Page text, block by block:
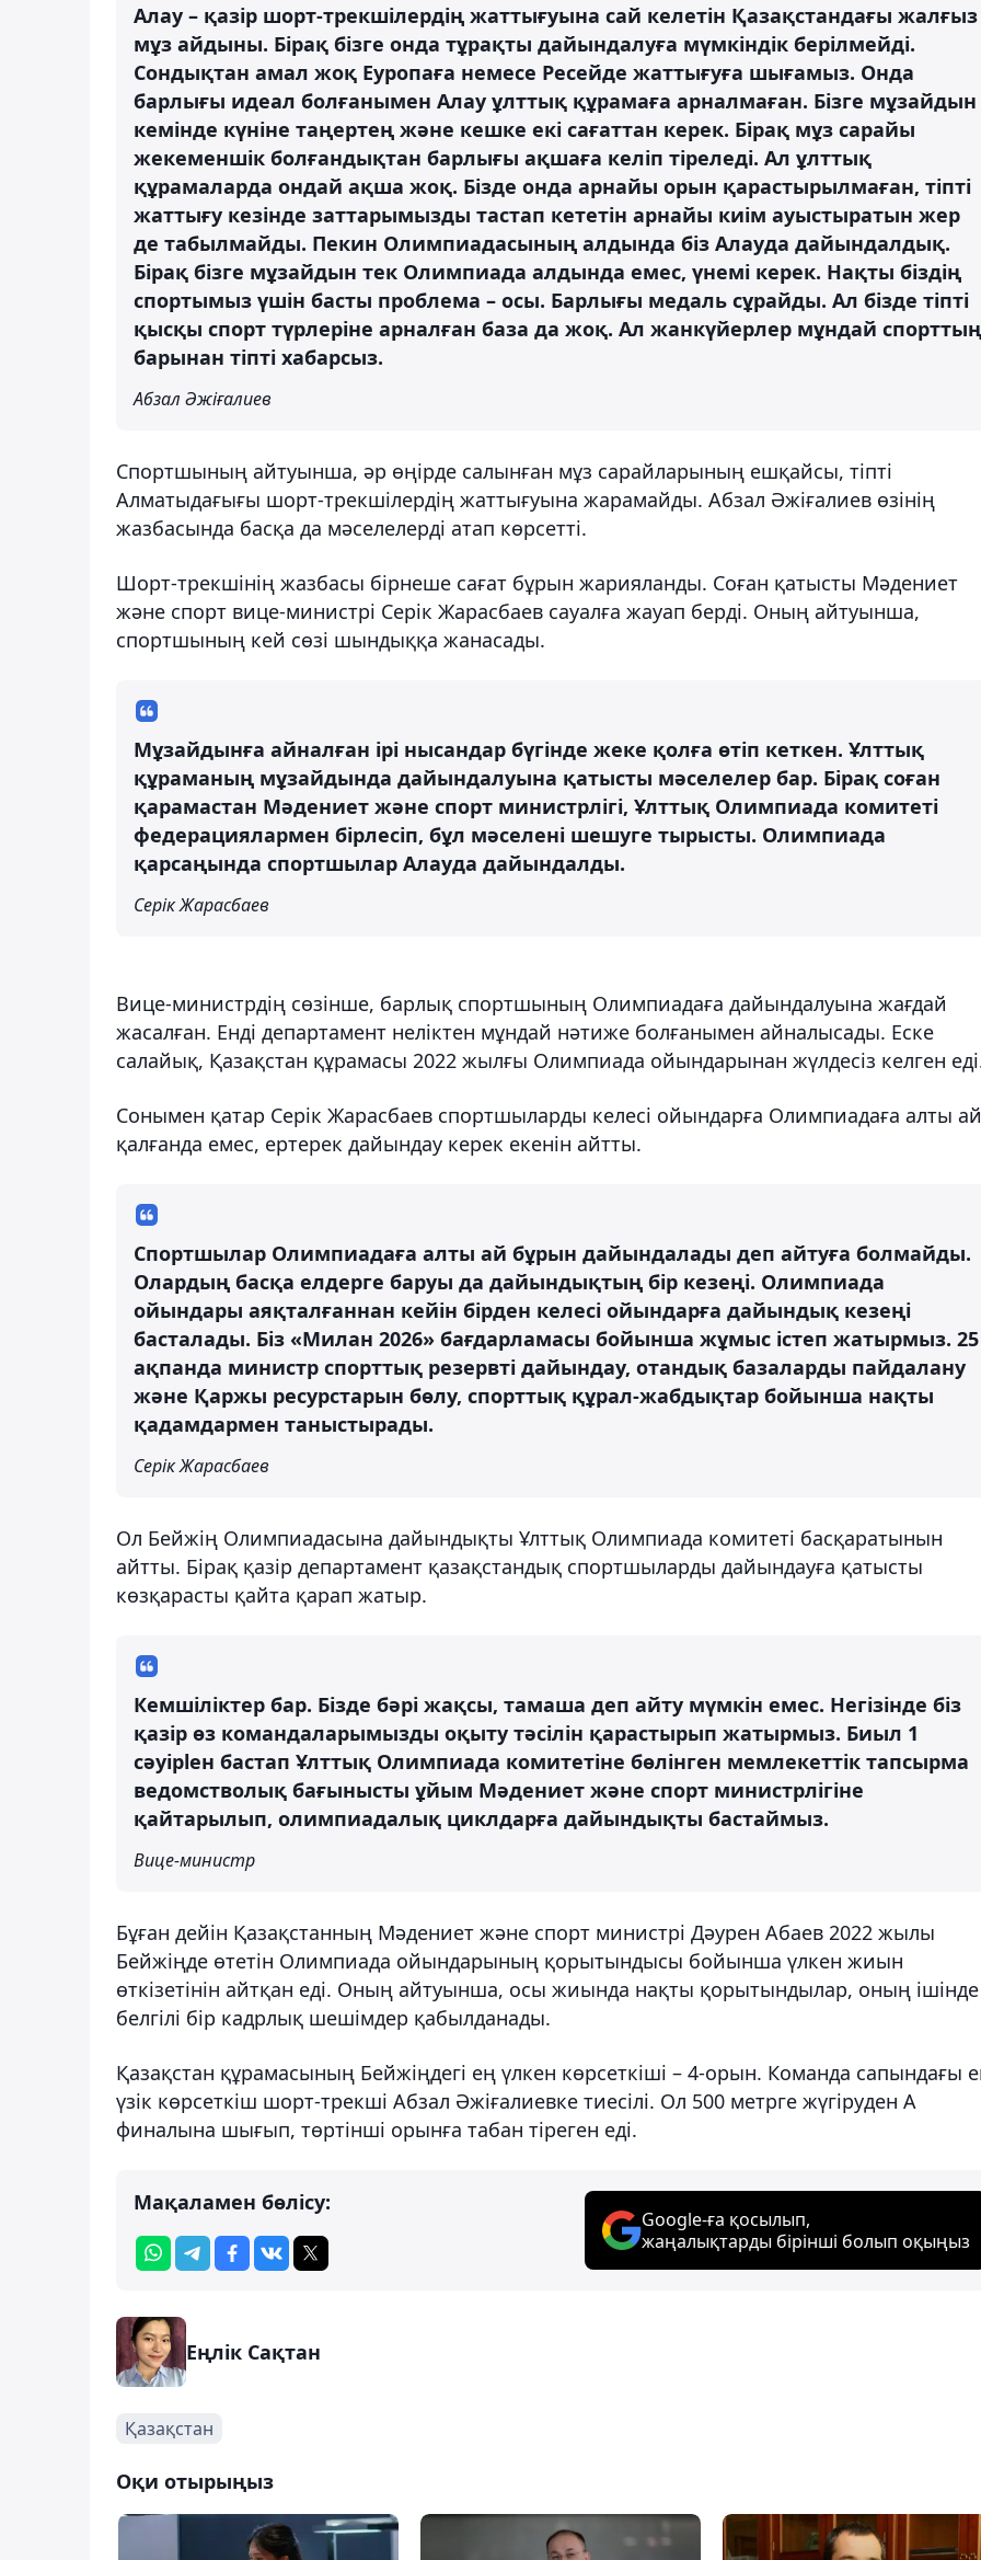
Алау – қазір шорт-трекшілердің жаттығуына сай келетін Қазақстандағы жалғыз
мұз айдыны. Бірақ бізге онда тұрақты дайындалуға мүмкіндік берілмейді.
Сондықтан амал жоқ Еуропаға немесе Ресейде жаттығуға шығамыз. Онда
барлығы идеал болғанымен Алау ұлттық құрамаға арналмаған. Бізге мұзайдын
кемінде күніне таңертең және кешке екі сағаттан керек. Бірақ мұз сарайы
жекеменшік болғандықтан барлығы ақшаға келіп тіреледі. Ал ұлттық
құрамаларда ондай ақша жоқ. Бізде онда арнайы орын қарастырылмаған, тіпті
жаттығу кезінде заттарымызды тастап кететін арнайы киім ауыстыратын жер
де табылмайды. Пекин Олимпиадасының алдында біз Алауда дайындалдық.
Бірақ бізге мұзайдын тек Олимпиада алдында емес, үнемі керек. Нақты біздің
спортымыз үшін басты проблема – осы. Барлығы медаль сұрайды. Ал бізде тіпті
қысқы спорт түрлеріне арналған база да жоқ. Ал жанкүйерлер мұндай спорттың
барынан тіпті хабарсыз.
Абзал Әжіғалиев
Спортшының айтуынша, әр өңірде салынған мұз сарайларының ешқайсы, тіпті
Алматыдағығы шорт-трекшілердің жаттығуына жарамайды. Абзал Әжіғалиев өзінің
жазбасында басқа да мәселелерді атап көрсетті.
Шорт-трекшінің жазбасы бірнеше сағат бұрын жарияланды. Соған қатысты Мәдениет
және спорт вице-министрі Серік Жарасбаев сауалға жауап берді. Оның айтуынша,
спортшының кей сөзі шындыққа жанасады.
Мұзайдынға айналған ірі нысандар бүгінде жеке қолға өтіп кеткен. Ұлттық
құраманың мұзайдында дайындалуына қатысты мәселелер бар. Бірақ соған
қарамастан Мәдениет және спорт министрлігі, Ұлттық Олимпиада комитеті
федерациялармен бірлесіп, бұл мәселені шешуге тырысты. Олимпиада
қарсаңында спортшылар Алауда дайындалды.
Серік Жарасбаев
Вице-министрдің сөзінше, барлық спортшының Олимпиадаға дайындалуына жағдай
жасалған. Енді департамент неліктен мұндай нәтиже болғанымен айналысады. Еске
салайық, Қазақстан құрамасы 2022 жылғы Олимпиада ойындарынан жүлдесіз келген
Сонымен қатар Серік Жарасбаев спортшыларды келесі ойындарға Олимпиадаға алты ай
қалғанда емес, ертерек дайындау керек екенін айтты.
Спортшылар Олимпиадаға алты ай бұрын дайындалады деп айтуға болмайды.
Олардың басқа елдерге баруы да дайындықтың бір кезеңі. Олимпиада
ойындары аяқталғаннан кейін бірден келесі ойындарға дайындық кезеңі
басталады. Біз «Милан 2026» бағдарламасы бойынша жұмыс істеп жатырмыз. 25
ақпанда министр спорттық резервті дайындау, отандық базаларды пайдалану
және Қаржы ресурстарын бөлу, спорттық құрал-жабдықтар бойынша нақты
қадамдармен таныстырады.
Серік Жарасбаев
Ол Бейжің Олимпиадасына дайындықты Ұлттық Олимпиада комитеті басқаратынын
айтты. Бірақ қазір департамент қазақстандық спортшыларды дайындауға қатысты
көзқарасты қайта қарап жатыр.
Кемшіліктер бар. Бізде бәрі жақсы, тамаша деп айту мүмкін емес. Негізінде біз
қазір өз командаларымызды оқыту тәсілін қарастырып жатырмыз. Биыл 1
сәуірlен бастап Ұлттық Олимпиада комитетіне бөлінген мемлекеттік тапсырма
ведомстволық бағынысты ұйым Мәдениет және спорт министрлігіне
қайтарылып, олимпиадалық циклдарға дайындықты бастаймыз.
Вице-министр
Бұған дейін Қазақстанның Мәдениет және спорт министрі Дәурен Абаев 2022 жылы
Бейжіңде өтетін Олимпиада ойындарының қорытындысы бойынша үлкен жиын
өткізетінін айтқан еді. Оның айтуынша, осы жиында нақты қорытындылар, оның ішінде
белгілі бір кадрлық шешімдер қабылданады.
Қазақстан құрамасының Бейжіңдегі ең үлкен көрсеткіші – 4-орын. Команда сапындағы
үзік көрсеткіш шорт-трекші Абзал Әжіғалиевке тиесілі. Ол 500 метрге жүгіруден А
финалына шығып, төртінші орынға табан тіреген еді.
Мақаламен бөлісу:
Google-ға қосылып,
жаңалықтарды бірінші болып оқыңыз
Еңлік Сақтан
Қазақстан
Оқи отырыңыз